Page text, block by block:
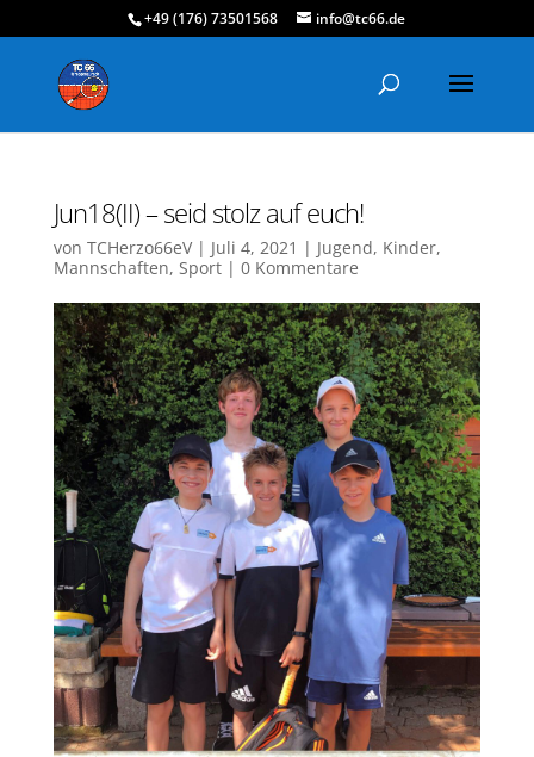
+49 (176) 73501568 info@tc66.de
Jun18(II) – seid stolz auf euch!
von TCHerzo66eV| Juli 4, 2021 | Jugend, Kinder,
Mannschaften, Sport| 0 Kommentare